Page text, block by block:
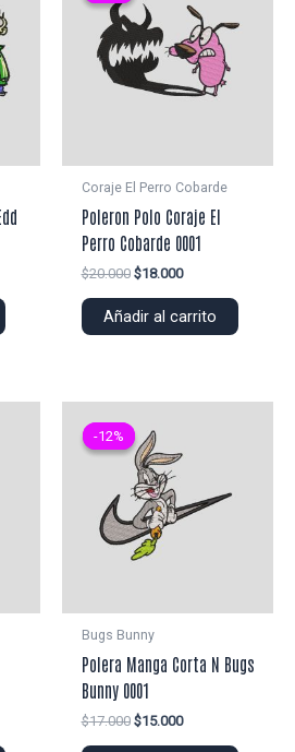
Coraje El Perro Cobarde
Poleron Polo Coraje El
Perro Cobarde 0001
$20.000 El
original
$18.000El
actual
Añadir al carrito
-12%
-12%
Bugs Bunny
Polera Manga Corta N Bugs
Bunny 0001
$17.000 El
$15.000El